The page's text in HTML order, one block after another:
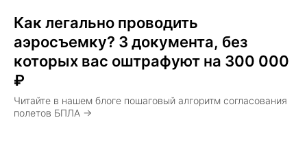
Как легально проводить
аэросъемку? 3 документа, без
которых вас оштрафуют на 300 000
₽
Читайте в нашем блоге пошаговый алгоритм согласования
полетов БПЛА →